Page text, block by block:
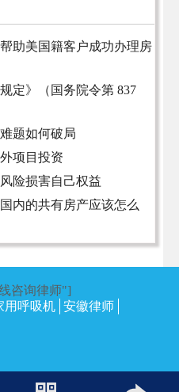
助美国籍客户成功办理房
定》（国务院令第 837
题如何破局
项目投资
险损害自己权益
内的共有房产应该怎么
咨询律师"]
用呼吸机 安徽律师
师网 2017 | 保留所有权利。